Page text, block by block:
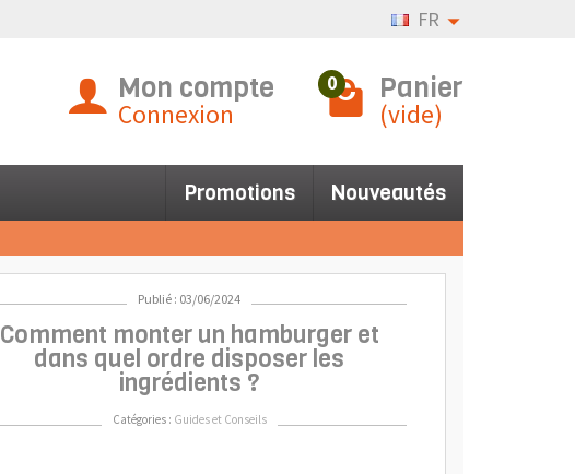
FR
Mon compte
Connexion
0 Panier
(vide)
Promotions Nouveautés
Publié : 03/06/2024
Comment monter un hamburger et
dans quel ordre disposer les
ingrédients ?
Catégories : Guides et Conseils